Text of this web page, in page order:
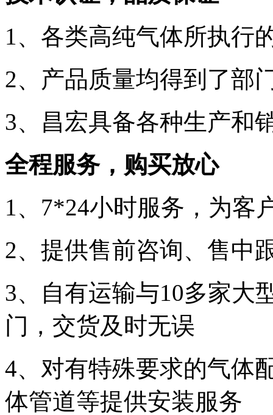
1、各类高纯气体所执行
2、产品质量均得到了部
3、昌宏具备各种生产和
全程服务，购买放心
1、 7*24小时服务，为客
2、提供售前咨询、售中
3、自有运输与10多家大
门，交货及时无误
4、对有特殊要求的气体
体管道等提供安装服务